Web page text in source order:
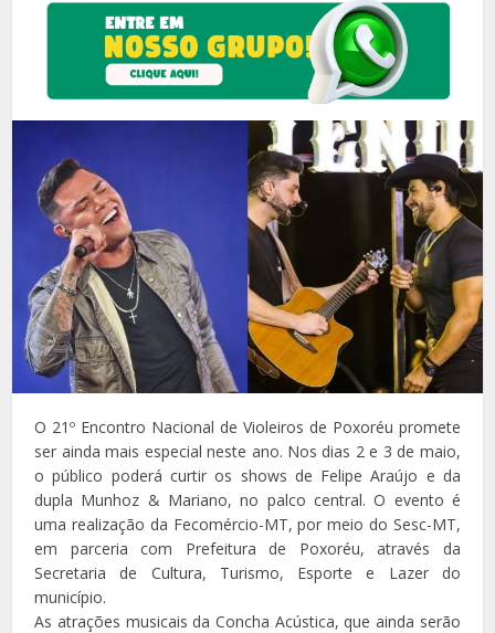
O 21º Encontro Nacional de Violeiros de Poxoréu promete
ser ainda mais especial neste ano. Nos dias 2 e 3 de maio,
o público poderá curtir os shows de Felipe Araújo e da
dupla Munhoz & Mariano, no palco central. O evento é
uma realização da Fecomércio-MT, por meio do Sesc-MT,
em parceria com Prefeitura de Poxoréu, através da
Secretaria de Cultura, Turismo, Esporte e Lazer do
município.
As atrações musicais da Concha Acústica, que ainda serão